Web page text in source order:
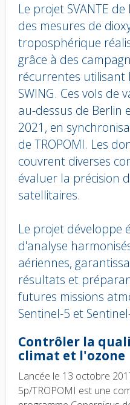
Le projet SVANTE
des mesures de
troposphérique
grâce à des
récurrentes utilisant
SWING. Ces vols de
au-dessus de Berlin
2021, en
de TROPOMI. Les
couvrent diverses
évaluer la précision
satellitaires.
Le projet développe
d'analyse
aériennes,
résultats et
futures missions
Sentinel-5 et
Body
text
Contrôler la
climat et l'ozone
Lancée le 13 octobre
5p/TROPOMI est une